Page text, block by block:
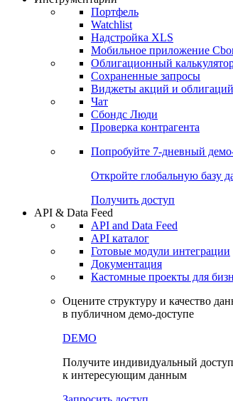
Портфель
Watchlist
Надстройка XLS
Мобильное приложение
Облигационный
Сохраненные запросы
Виджеты акций и облигаций
Чат
Сбондс Люди
Проверка контрагента
Попробуйте 7-дневный
Откройте глобальную базу
Получить доступ
API & Data Feed
API and Data Feed
API каталог
Готовые модули интеграции
Документация
Кастомные проекты для
Оцените структуру и качество
в публичном демо-доступе
DEMO
Получите индивидуальный доступ
к интересующим данным